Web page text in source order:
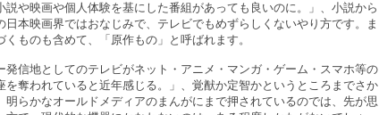
説や映画や個人体験を基にした番組があっても良いのに。」、小説から
日本映画界ではおなじみで、テレビでもめずらしくないやり方です。ま
くものも含めて、「原作もの」と呼ばれます。
発信地としてのテレビがネット・アニメ・マンガ・ゲーム・スマホ等の
を奪われていると近年感じる。」、覚猷か定智かというところまでさか
明らかなオールドメディアのまんがにまで押されているのでは、先が思